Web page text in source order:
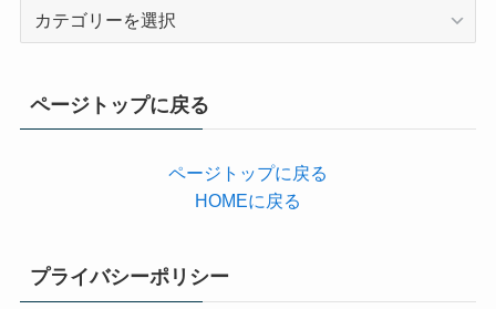
ページトップに戻る
ページトップに戻る
HOMEに戻る
プライバシーポリシー